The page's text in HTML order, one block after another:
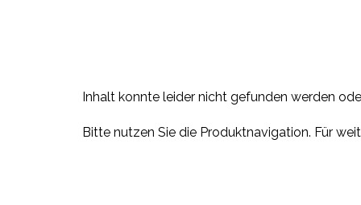
Inhalt konnte leider nicht gefunden werden
Bitte nutzen Sie die Produktnavigation. Für